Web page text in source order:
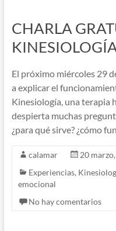
CHARLA
El próximo miércoles 29
a explicar el
Kinesiología, una terapia
despierta muchas
¿para qué sirve? ¿cómo
calamar
20
Experiencias,
emocional
No hay comentarios